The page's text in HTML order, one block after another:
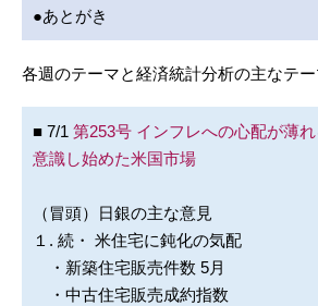
●あとがき
各週のテーマと経済統計分析の主なテー
■ 7/1 第253号 インフレへの心配が薄
意識し始めた米国市場
（冒頭）日銀の主な意見
１. 続・ 米住宅に鈍化の気配
・新築住宅販売件数 5月
・中古住宅販売成約指数